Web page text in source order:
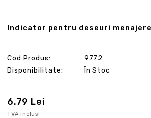
Indicator pentru deseuri menajere
Cod Produs:
9772
Disponibilitate:
În Stoc
6.79 Lei
TVA inclus!